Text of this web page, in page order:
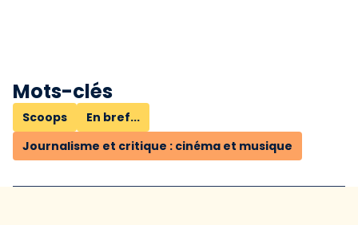
Mots-clés
Scoops
En bref...
Journalisme et critique : cinéma et musique